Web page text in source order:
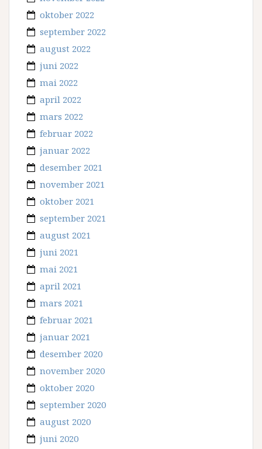
oktober 2022
september 2022
august 2022
juni 2022
mai 2022
april 2022
mars 2022
februar 2022
januar 2022
desember 2021
november 2021
oktober 2021
september 2021
august 2021
juni 2021
mai 2021
april 2021
mars 2021
februar 2021
januar 2021
desember 2020
november 2020
oktober 2020
september 2020
august 2020
juni 2020